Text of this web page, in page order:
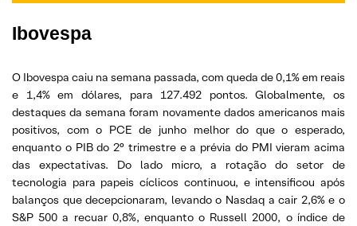
Ibovespa
O Ibovespa caiu na semana passada, com queda de 0,1% em reais
e 1,4% em dólares, para 127.492 pontos. Globalmente, os
destaques da semana foram novamente dados americanos mais
positivos, com o PCE de junho melhor do que o esperado,
enquanto o PIB do 2° trimestre e a prévia do PMI vieram acima
das expectativas. Do lado micro, a rotação do setor de
tecnologia para papeis cíclicos continuou, e intensificou após
balanços que decepcionaram, levando o Nasdaq a cair 2,6% e o
S&P 500 a recuar 0,8%, enquanto o Russell 2000, o índice de